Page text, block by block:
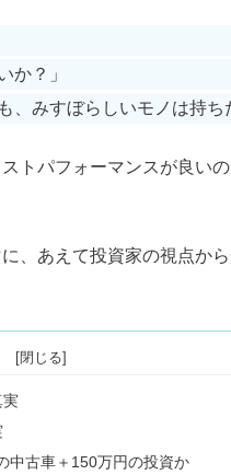
か？」
みすぼらしいモノは持ち
トパフォーマンスが良い
、あえて投資家の視点か
実
中古車＋150万円の投資か